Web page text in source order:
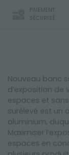
PAIEMENT
SÉCURISÉ
Nouveau banc
d’exposition
espaces et
surélevé est un
aluminium,
Maximiser
espaces en